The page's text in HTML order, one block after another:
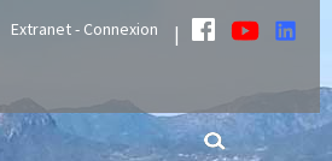
Extranet - Connexion |